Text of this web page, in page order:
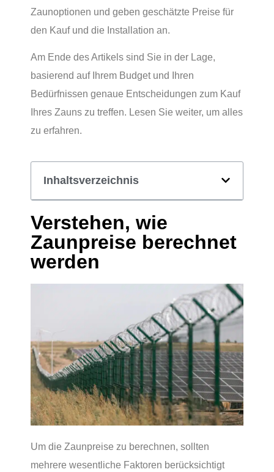
Zaunoptionen und geben geschätzte Preise für
den Kauf und die Installation an.
Am Ende des Artikels sind Sie in der Lage,
basierend auf Ihrem Budget und Ihren
Bedürfnissen genaue Entscheidungen zum Kauf
Ihres Zauns zu treffen. Lesen Sie weiter, um alles
zu erfahren.
Inhaltsverzeichnis
Verstehen, wie
Zaunpreise berechnet
werden
Um die Zaunpreise zu berechnen, sollten
mehrere wesentliche Faktoren berücksichtigt